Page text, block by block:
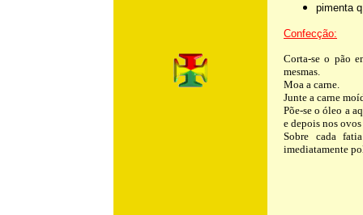
pimenta
Confecção:
Corta-se o pão
mesmas.
Moa a carne.
Junte a carne
Põe-se o óleo a
e depois nos
Sobre cada
imediatamente